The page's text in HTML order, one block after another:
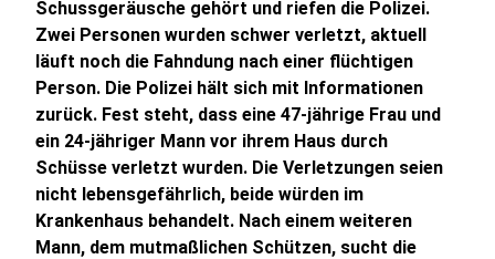
Schussgeräusche gehört und riefen die Polizei.
Zwei Personen wurden schwer verletzt, aktuell
läuft noch die Fahndung nach einer flüchtigen
Person. Die Polizei hält sich mit Informationen
zurück. Fest steht, dass eine 47-jährige Frau und
ein 24-jähriger Mann vor ihrem Haus durch
Schüsse verletzt wurden. Die Verletzungen seien
nicht lebensgefährlich, beide würden im
Krankenhaus behandelt. Nach einem weiteren
Mann, dem mutmaßlichen Schützen, sucht die